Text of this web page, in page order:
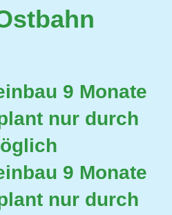
9 Monate
nur durch
9 Monate
nur durch